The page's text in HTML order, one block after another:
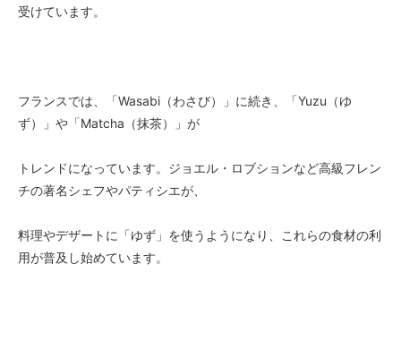
受けています。
フランスでは、「Wasabi（わさび）」に続き、「Yuzu（ゆ
ず）」や「Matcha（抹茶）」が
トレンドになっています。ジョエル・ロブションなど高級フレン
チの著名シェフやパティシエが、
料理やデザートに「ゆず」を使うようになり、これらの食材の利
用が普及し始めています。